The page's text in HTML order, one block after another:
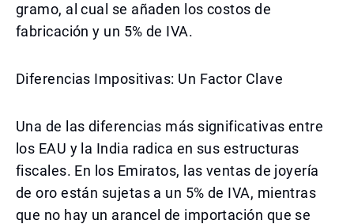
gramo, al cual se añaden los costos de
fabricación y un 5% de IVA.
Diferencias Impositivas: Un Factor Clave
Una de las diferencias más significativas entre
los EAU y la India radica en sus estructuras
fiscales. En los Emiratos, las ventas de joyería
de oro están sujetas a un 5% de IVA, mientras
que no hay un arancel de importación que se